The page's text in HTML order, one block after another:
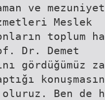
ve
Meslek
toplum
Dr. Demet
gördüğümüz
Ben de